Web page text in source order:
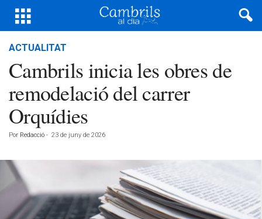
ACTUALITAT
Cambrils inicia les obres de
remodelació del carrer
Orquídies
Por Redacció - 23 de juny de 2026